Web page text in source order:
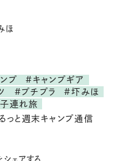
ほ
プ
#キャンプギア
#プチプラ
#圷みほ
連れ旅
っと週末キャンプ通信